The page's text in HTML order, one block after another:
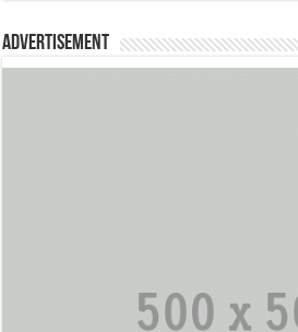
Advertisement